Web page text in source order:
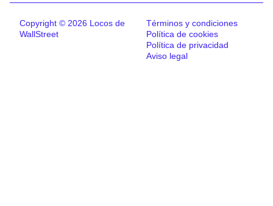
Copyright © 2026 Locos de
WallStreet
Términos y condiciones
Política de cookies
Política de privacidad
Aviso legal